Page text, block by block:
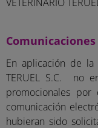
VETERINARIO
En aplicación de la
TERUEL S.C. no
promocionales
comunicación
hubieran sido